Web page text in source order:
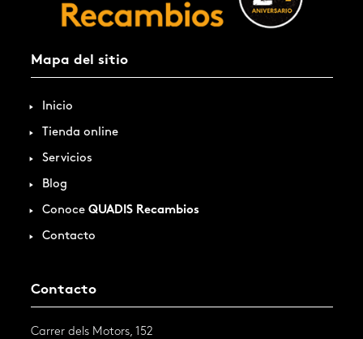
Mapa del sitio
Inicio
Tienda online
Servicios
Blog
Conoce QUADIS Recambios
Contacto
Contacto
Carrer dels Motors, 152